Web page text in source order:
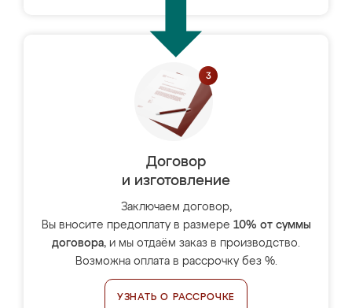
Договор
и изготовление
Заключаем договор,
Вы вносите предоплату в размере 10% от суммы
договора, и мы отдаём заказ в производство.
Возможна оплата в рассрочку без %.
УЗНАТЬ О РАССРОЧКЕ